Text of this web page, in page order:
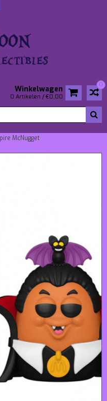
0
Winkelwagen
0 Artikelen / €0,00
McNugget